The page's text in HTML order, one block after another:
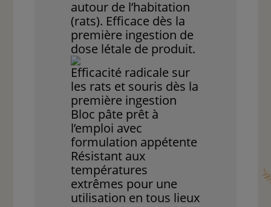
autour de l’habitation
(rats). Efficace dès la
première ingestion de
dose létale de produit.
Efficacité radicale sur
les rats et souris dès la
première ingestion
Bloc pâte prêt à
l’emploi avec
formulation appétente
Résistant aux
températures
extrêmes pour une
utilisation en tous lieux